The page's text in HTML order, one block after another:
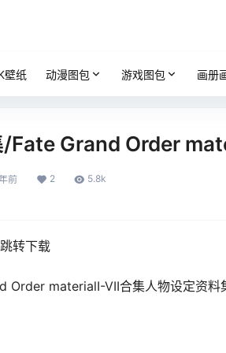
壁纸 动漫图包 游戏图包 画册
/Fate Grand Order
前 2 5.8k
转下载
Order materialI-VII合集人物设定资料